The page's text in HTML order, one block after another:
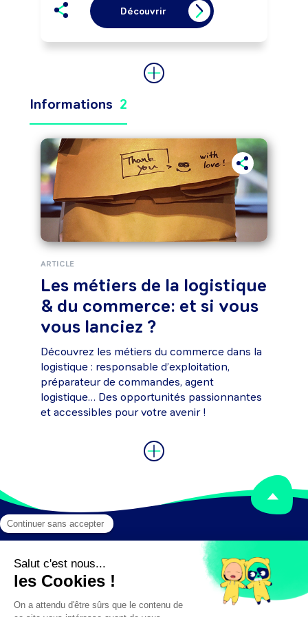
Découvrir
Informations 2
ARTICLE
Les métiers de la logistique
& du commerce: et si vous
vous lanciez ?
Découvrez les métiers du commerce dans la
logistique : responsable d’exploitation,
préparateur de commandes, agent
logistique… Des opportunités passionnantes
et accessibles pour votre avenir !
Mentions légales